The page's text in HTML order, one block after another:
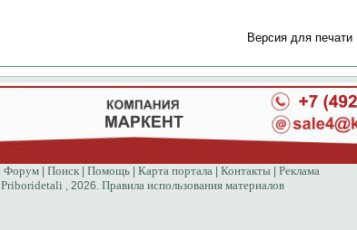
Версия для печати |
Форум| Поиск| Помощь| Карта портала| Контакты| Реклама
Priboridetali , 2026. Правила использования материалов